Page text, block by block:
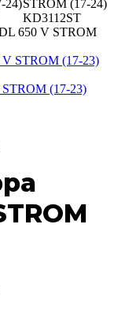
650 V STROM
(17-23)